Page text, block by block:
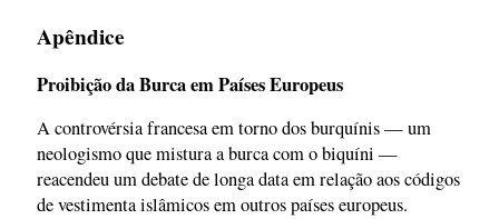
Apêndice
Proibição da Burca em Países Europeus
A controvérsia francesa em torno dos burquínis — um
neologismo que mistura a burca com o biquíni —
reacendeu um debate de longa data em relação aos códigos
de vestimenta islâmicos em outros países europeus.